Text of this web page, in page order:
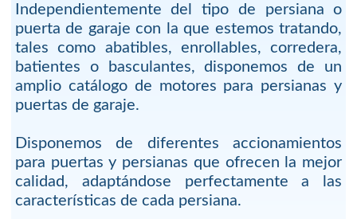
Independientemente del tipo de persiana o
puerta de garaje con la que estemos tratando,
tales como abatibles, enrollables, corredera,
batientes o basculantes, disponemos de un
amplio catálogo de motores para persianas y
puertas de garaje.
Disponemos de diferentes accionamientos
para puertas y persianas que ofrecen la mejor
calidad, adaptándose perfectamente a las
características de cada persiana.